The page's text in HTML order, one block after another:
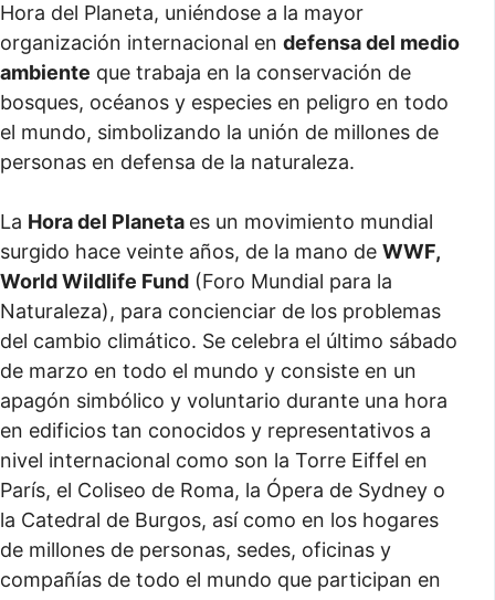
Hora del Planeta, uniéndose a la mayor
organización internacional en defensa del medio
ambiente que trabaja en la conservación de
bosques, océanos y especies en peligro en todo
el mundo, simbolizando la unión de millones de
personas en defensa de la naturaleza.
La Hora del Planeta es un movimiento mundial
surgido hace veinte años, de la mano de WWF,
World Wildlife Fund (Foro Mundial para la
Naturaleza), para concienciar de los problemas
del cambio climático. Se celebra el último sábado
de marzo en todo el mundo y consiste en un
apagón simbólico y voluntario durante una hora
en edificios tan conocidos y representativos a
nivel internacional como son la Torre Eiffel en
París, el Coliseo de Roma, la Ópera de Sydney o
la Catedral de Burgos, así como en los hogares
de millones de personas, sedes, oficinas y
compañías de todo el mundo que participan en